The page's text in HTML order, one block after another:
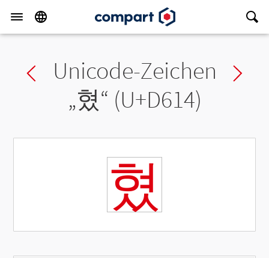
Previous char
Unicode-Zeichen
„혔“ (U+D614)
혔